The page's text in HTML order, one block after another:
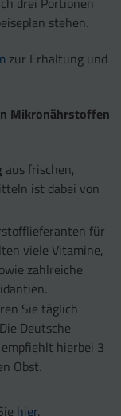
stehen.
zur Erhaltung und
Mikronährstoffen
aus frischen,
ist dabei von
für
viele Vitamine,
zahlreiche
Sie täglich
Deutsche
hierbei 3
Obst.
hier.